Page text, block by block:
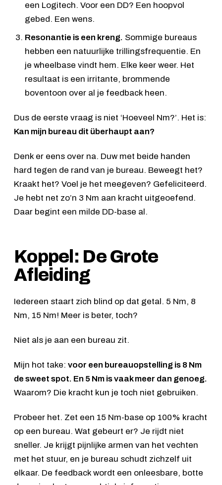
een Logitech. Voor een DD? Een hoopvol
gebed. Een wens.
Resonantie is een kreng. Sommige bureaus
hebben een natuurlijke trillingsfrequentie. En
je wheelbase vindt hem. Elke keer weer. Het
resultaat is een irritante, brommende
boventoon over al je feedback heen.
Dus de eerste vraag is niet ‘Hoeveel Nm?’. Het is:
Kan mijn bureau dit überhaupt aan?
Denk er eens over na. Duw met beide handen
hard tegen de rand van je bureau. Beweegt het?
Kraakt het? Voel je het meegeven? Gefeliciteerd.
Je hebt net zo’n 3 Nm aan kracht uitgeoefend.
Daar begint een milde DD-base al.
Koppel: De Grote
Afleiding
Iedereen staart zich blind op dat getal. 5 Nm, 8
Nm, 15 Nm! Meer is beter, toch?
Niet als je aan een bureau zit.
Mijn hot take: voor een bureauopstelling is 8 Nm
de sweet spot. En 5 Nm is vaak meer dan genoeg.
Waarom? Die kracht kun je toch niet gebruiken.
Probeer het. Zet een 15 Nm-base op 100% kracht
op een bureau. Wat gebeurt er? Je rijdt niet
sneller. Je krijgt pijnlijke armen van het vechten
met het stuur, en je bureau schudt zichzelf uit
elkaar. De feedback wordt een onleesbare, botte